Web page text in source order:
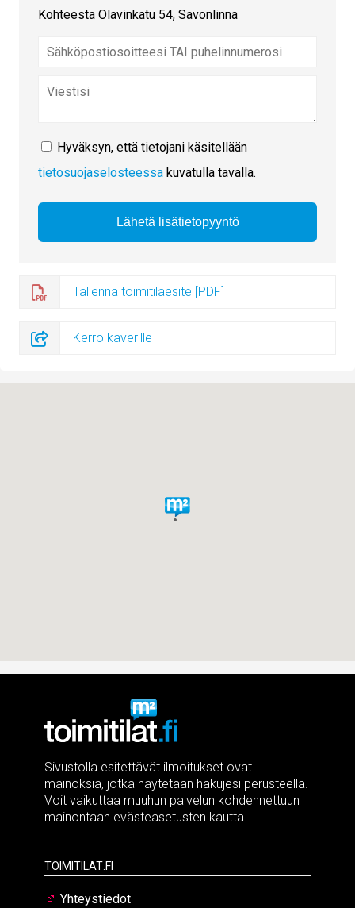
Kohteesta Olavinkatu 54, Savonlinna
Hyväksyn, että tietojani käsitellään
tietosuojaselosteessa kuvatulla tavalla.
Tallenna toimitilaesite [PDF]
Kerro kaverille
Sivustolla esitettävät ilmoitukset ovat
mainoksia, jotka näytetään hakujesi perusteella.
Voit vaikuttaa muuhun palvelun kohdennettuun
mainontaan evästeasetusten kautta.
Toimitilat.fi
Yhteystiedot